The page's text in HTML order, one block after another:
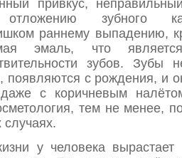
привкус,
отложению зубного
раннему выпадению,
эмаль, что
зубов. Зубы
появляются с рождения, и
с коричневым
тем не менее,
у человека